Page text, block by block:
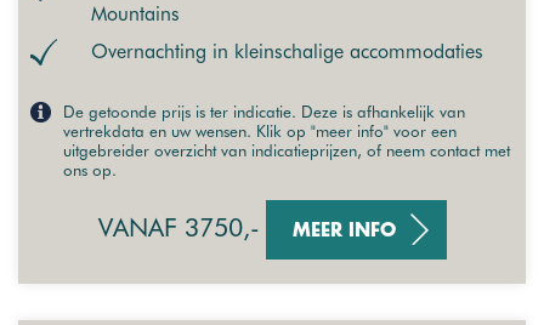
Mountains
Overnachting in kleinschalige accommodaties
De getoonde prijs is ter indicatie. Deze is afhankelijk van
vertrekdata en uw wensen. Klik op "meer info" voor een
uitgebreider overzicht van indicatieprijzen, of neem contact met
ons op.
VANAF 3750,- MEER INFO